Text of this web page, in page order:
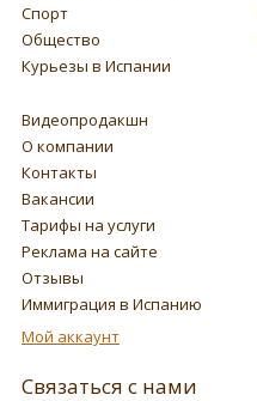
Спорт
Общество
Курьезы в Испании
Видеопродакшн
О компании
Контакты
Вакансии
Тарифы на услуги
Реклама на сайте
Отзывы
Иммиграция в Испанию
Мой аккаунт
Связаться с нами